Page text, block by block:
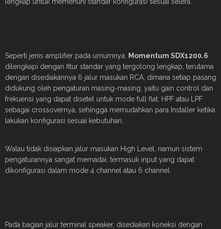
Seperti jenis amplifier pada umumnya,
Momentum SDX1200.6
dilengkapi dengan fitur standar yang tergolong lengkap, terutama
dengan disediakannya 6 jalur masukan RCA, dimana setiap pasang
didukung oleh pengaturan masing-masing, yaitu gain control dan
frekuensi yang dapat disetel untuk mode full flat, HPF atau LPF
sebagai crossovernya, sehingga memudahkan para Installer ketika
lakukan konfigurasi sesuai kebutuhan.
Walau tidak disiapkan jalur masukan High Level, namun sistem
pengaturannya sangat memadai, termasuk input yang dapat
dikonfigurasi dalam mode 4 channel atau 6 channel.
Pada bagian jalur terminal speaker, disediakan koneksi dengan